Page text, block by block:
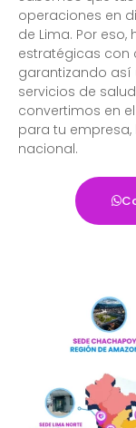
operaciones en
de Lima. Por
estratégicas con
garantizando así
servicios de
convertimos en
para tu
nacional.